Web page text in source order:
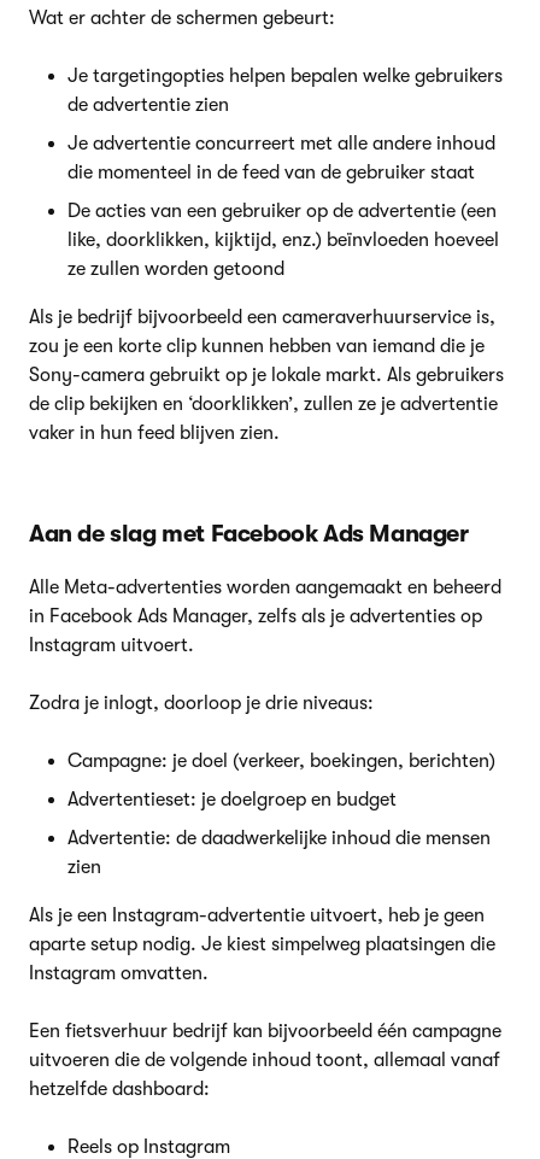
Wat er achter de schermen gebeurt:
Je targetingopties helpen bepalen welke gebruikers
de advertentie zien
Je advertentie concurreert met alle andere inhoud
die momenteel in de feed van de gebruiker staat
De acties van een gebruiker op de advertentie (een
like, doorklikken, kijktijd, enz.) beïnvloeden hoeveel
ze zullen worden getoond
Als je bedrijf bijvoorbeeld een cameraverhuurservice is,
zou je een korte clip kunnen hebben van iemand die je
Sony-camera gebruikt op je lokale markt. Als gebruikers
de clip bekijken en ‘doorklikken’, zullen ze je advertentie
vaker in hun feed blijven zien.
Aan de slag met Facebook Ads Manager
Alle Meta-advertenties worden aangemaakt en beheerd
in Facebook Ads Manager, zelfs als je advertenties op
Instagram uitvoert.
Zodra je inlogt, doorloop je drie niveaus:
Campagne: je doel (verkeer, boekingen, berichten)
Advertentieset: je doelgroep en budget
Advertentie: de daadwerkelijke inhoud die mensen
zien
Als je een Instagram-advertentie uitvoert, heb je geen
aparte setup nodig. Je kiest simpelweg plaatsingen die
Instagram omvatten.
Een fietsverhuur bedrijf kan bijvoorbeeld één campagne
uitvoeren die de volgende inhoud toont, allemaal vanaf
hetzelfde dashboard:
Reels op Instagram